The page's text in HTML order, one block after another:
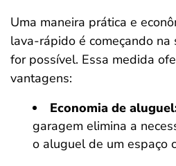
Uma maneira prática e
lava-rápido é começando na
for possível. Essa medida
vantagens:
Economia de
garagem elimina a
o aluguel de um espaço